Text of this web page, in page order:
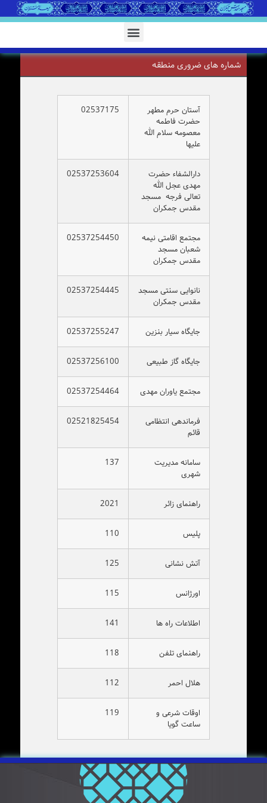
شماره های ضروری منطقه
آستان حرم مطهر
حضرت فاطمه
معصومه سلام الله
علیها
02537175
دارالشفاء حضرت
مهدی عجل الله
تعالی فرجه مسجد
مقدس جمکران
02537253604
مجتمع اقامتی نیمه
شعبان مسجد
مقدس جمکران
02537254450
نانوایی سنتی مسجد
مقدس جمکران
02537254445
جایگاه سیار بنزین 02537255247
جایگاه گاز طبیعی 02537256100
مجتمع یاوران مهدی 02537254464
فرماندهی انتظامی
قائم
02521825454
سامانه مدیریت
شهری
137
راهنمای زائر 2021
پلیس 110
آتش نشانی 125
اورژانس 115
اطلاعات راه ها 141
راهنمای تلفن 118
هلال احمر 112
اوقات شرعی و
ساعت گویا
119